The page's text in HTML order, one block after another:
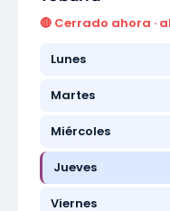
🔴 Cerrado ahora ·
Lunes
Martes
Miércoles
Jueves
Viernes